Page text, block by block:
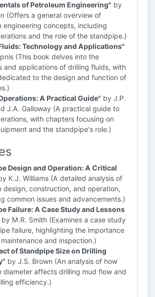
of Petroleum Engineering" by
(Offers a general overview of
engineering concepts, including
and the role of the standpipe.)
Technology and Applications"
(This book delves into the
and applications of drilling fluids, with
to the design and function of
A Practical Guide" by J.P.
J.A. Galloway (A practical guide to
with chapters focusing on
and the standpipe's role.)
Design and Operation: A Critical
K.J. Williams (A detailed analysis of
design, construction, and operation,
common issues and advancements.)
Failure: A Case Study and Lessons
by M.R. Smith (Examines a case study
failure, highlighting the importance
and inspection.)
of Standpipe Size on Drilling
by J.S. Brown (An analysis of how
diameter affects drilling mud flow and
efficiency.)